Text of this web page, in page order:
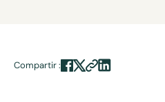
Compartir :